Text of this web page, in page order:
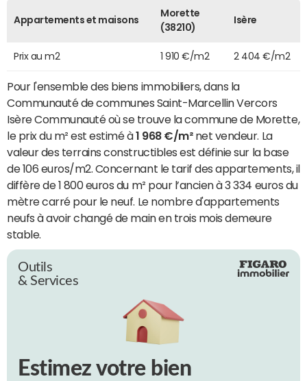
Appartements et maisons
Morette
(38210)
Isère
Prix au m2 1 910 €/m2 2 404 €/m2
Pour l'ensemble des biens immobiliers, dans la
Communauté de communes Saint-Marcellin Vercors
Isère Communauté où se trouve la commune de Morette,
le prix du m² est estimé à1 968 €/m²net vendeur. La
valeur des terrains constructibles est définie sur la base
de 106 euros/m2. Concernant le tarif des appartements, il
diffère de 1 800 euros du m² pour l’ancien à 3 334 euros du
mètre carré pour le neuf. Le nombre d'appartements
neufs à avoir changé de main en trois mois demeure
stable.
Outils
& Services
Estimez votre bien